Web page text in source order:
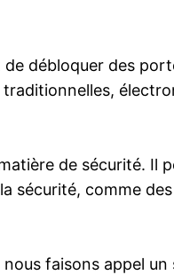
débloquer des
traditionnelles,
de sécurité.
sécurité, comme
nous faisons appel